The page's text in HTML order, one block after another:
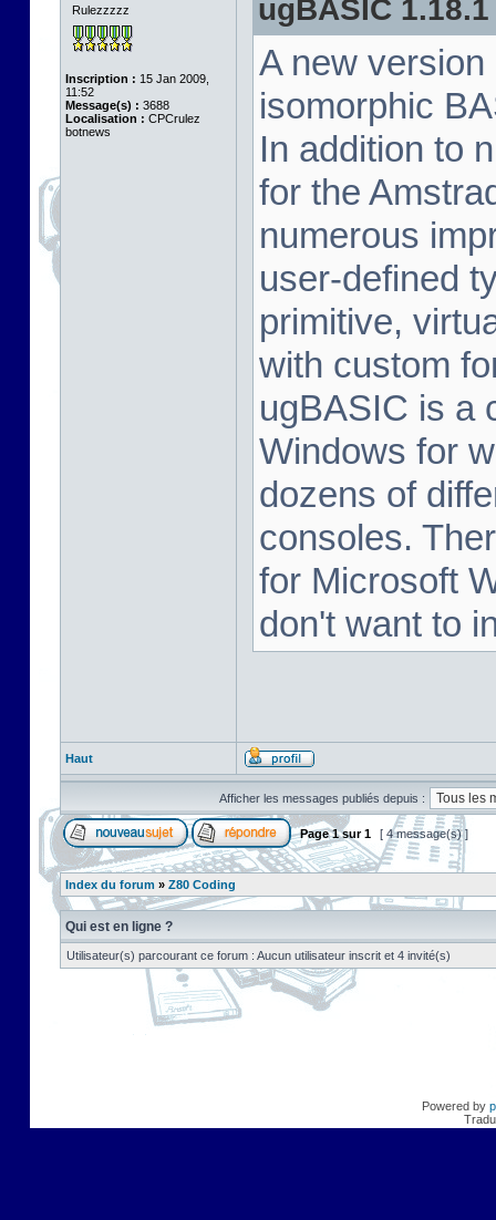
Rulezzzzz
Inscription : 15 Jan 2009,
11:52
Message(s) : 3688
Localisation : CPCrulez
botnews
ugBASIC
A new
isomorphic
In addition to
for the
numerous
user-defined
primitive,
with custom
ugBASIC is a
Windows for
dozens of
consoles.
for Microsoft
don't want to
Haut
Afficher les messages publiés depuis :
Page1sur1 [ 4 message(s) ]
Index du forum » Z80 Coding
Qui est en ligne ?
Utilisateur(s) parcourant ce forum : Aucun utilisateur inscrit et 4 invité(s)
Powered by